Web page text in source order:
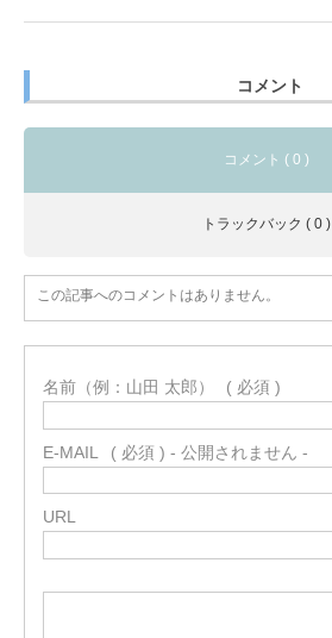
コメント
コメント ( 0 )
トラックバック ( 0 )
この記事へのコメントはありません。
名前（例：山田 太郎） ( 必須 )
E-MAIL ( 必須 ) - 公開されません -
URL